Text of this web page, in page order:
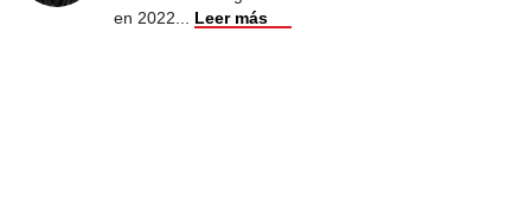
en 2022
Leer más